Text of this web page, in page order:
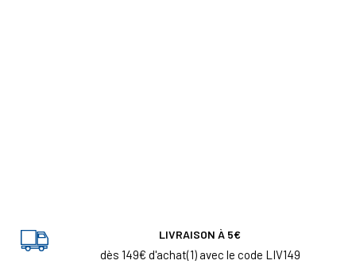
LIVRAISON À 5€
dès 149€ d'achat(1) avec le code LIV149